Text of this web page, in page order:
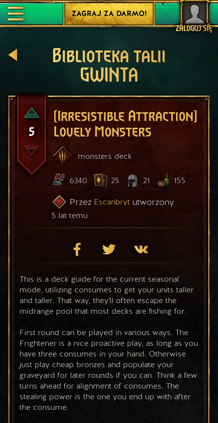
ZALOGUJ SIĘ
ZAGRAJ ZA DARMO!
Biblioteka talii
GWINTA
5
[Irresistible Attraction]
Lovely Monsters
monsters deck
6340 25 21 155
Przez Escanbryt utworzony
5 lat temu
This is a deck guide for the current seasonal
mode, utilizing consumes to get your units taller
and taller. That way, they'll often escape the
midrange pool that most decks are fishing for.
First round can be played in various ways. The
Frightener is a nice proactive play, as long as you
have three consumes in your hand. Otherwise
just play cheap bronzes and populate your
graveyard for later rounds if you can. Think a few
turns ahead for alignment of consumes. The
stealing power is the one you end up with after
the consume.